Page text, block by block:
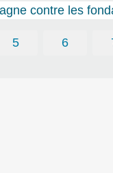
contre les
5 6